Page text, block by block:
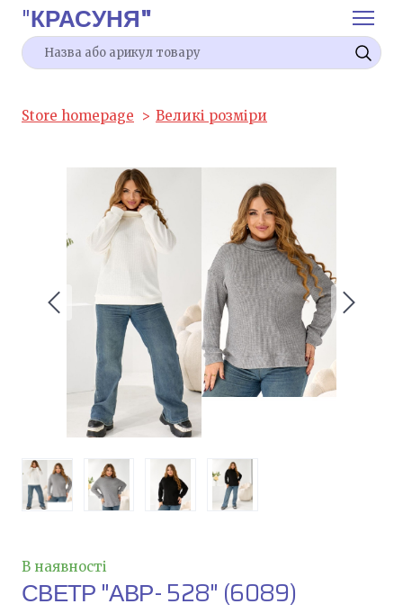
"КРАСУНЯ"
Store homepage Великі розміри
В наявності
СВЕТР "АВР- 528" (6089)